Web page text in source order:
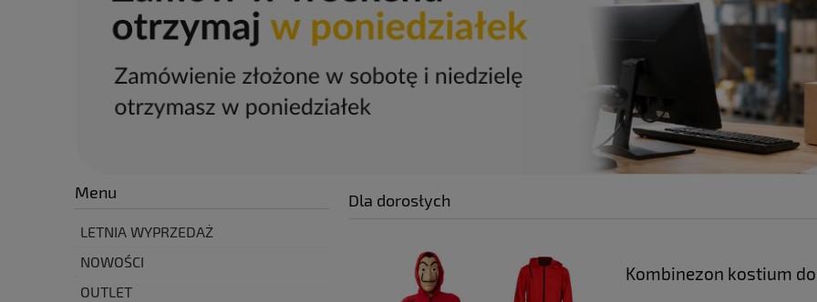
Menu
LETNIA WYPRZEDAŻ
NOWOŚCI
OUTLET
Dla dorosłych
Kombinezon kostium